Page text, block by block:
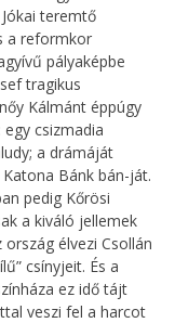
teremtő
a reformkor
pályaképbe
tragikus
Kálmánt éppúgy
csizmadia
a drámáját
Bánk bán-ját.
pedig Kőrösi
a kiváló jellemek
élvezi Csollán
csínyjeit. És a
ez idő tájt
veszi fel a harcot